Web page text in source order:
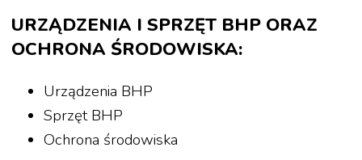
URZĄDZENIA I SPRZĘT BHP ORAZ
OCHRONA ŚRODOWISKA:
Urządzenia BHP
Sprzęt BHP
Ochrona środowiska